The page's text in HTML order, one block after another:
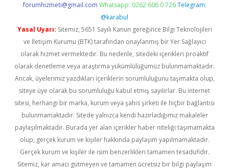
forumhizmeti@gmail.com Whatsapp: 0262 606 0 726 Telegram:
@karabul
Yasal Uyarı: Sitemiz, 5651 Sayılı Kanun gereğince Bilgi Teknolojileri
ve İletişim Kurumu (BTK) tarafından onaylanmış bir Yer Sağlayıcı
olarak hizmet vermektedir. Bu nedenle, sitedeki içerikleri proaktif
olarak denetleme veya araştırma yükümlülüğümüz bulunmamaktadır.
Ancak, üyelerimiz yazdıkları içeriklerin sorumluluğunu taşımakta olup,
siteye üye olarak bu sorumluluğu kabul etmiş sayılırlar. Bu internet
sitesi, herhangi bir marka, kurum veya şahıs şirketi ile hiçbir bağlantısı
bulunmamaktadır. Sitede yalnızca kendi hazırladığımız makaleler
paylaşılmaktadır. Burada yer alan içerikler haber niteliği taşımamakta
olup, gerçek kurum ve kişiler hakkında paylaşım yapılmamaktadır.
Gerçek kurum ve kişiler ile isim benzerlikleri tamamen tesadüfidir.
Sitemiz, kar amacı gütmeyen ve tamamen ücretsiz bir bilgi paylaşım